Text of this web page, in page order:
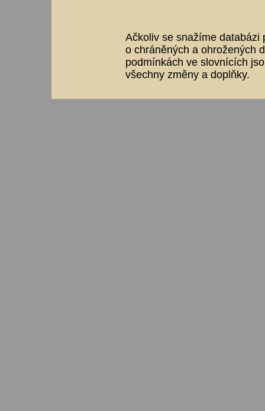
Ačkoliv se snažíme databázi
o chráněných a ohrožených
podmínkách ve slovnících
všechny změny a doplňky.